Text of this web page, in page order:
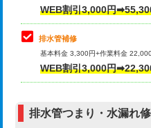
コンクリート斫り（厚さ10㎝
モルタル補修（厚さ10㎝まで）
モルタル補修（厚さ10㎝超え
追加人工
交換・取付(混合水栓（壁付・
式・ワンホール）)
交換・取付(排水栓・排水ト
交換・取付（その他部品）
WEB割引3,000円
排水管補修
基本料金 3,300円+作業料金
WEB割引3,000円
排水管つまり・水漏れ